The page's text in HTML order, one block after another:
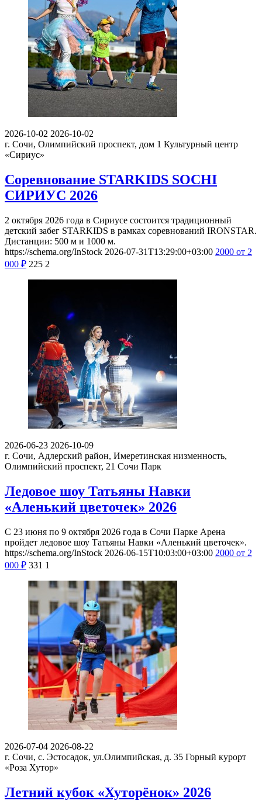
2026-10-02 2026-10-02
г. Сочи, Олимпийский проспект, дом 1 Культурный центр
«Сириус»
Соревнование STARKIDS SOCHI
СИРИУС 2026
2 октября 2026 года в Сириусе состоится традиционный
детский забег STARKIDS в рамках соревнований IRONSTAR.
Дистанции: 500 м и 1000 м.
https://schema.org/InStock 2026-07-31T13:29:00+03:00 2000 от 2
000 ₽ 225 2
2026-06-23 2026-10-09
г. Сочи, Адлерский район, Имеретинская низменность,
Олимпийский проспект, 21 Сочи Парк
Ледовое шоу Татьяны Навки
«Аленький цветочек» 2026
С 23 июня по 9 октября 2026 года в Сочи Парке Арена
пройдет ледовое шоу Татьяны Навки «Аленький цветочек».
https://schema.org/InStock 2026-06-15T10:03:00+03:00 2000 от 2
000 ₽ 331 1
2026-07-04 2026-08-22
г. Сочи, с. Эстосадок, ул.Олимпийская, д. 35 Горный курорт
«Роза Хутор»
Летний кубок «Хуторёнок» 2026